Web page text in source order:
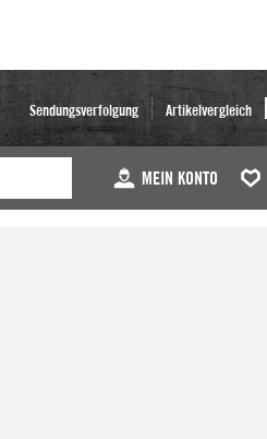
Sendungsverfolgung Artikelvergleich
MEIN KONTO